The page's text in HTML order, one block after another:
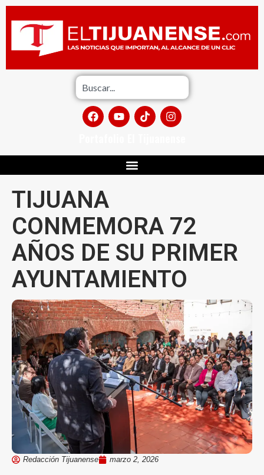
TIJUANA
CONMEMORA 72
AÑOS DE SU PRIMER
AYUNTAMIENTO
Redacción Tijuanense marzo 2, 2026